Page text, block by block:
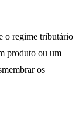
o regime tributário
produto ou um
os